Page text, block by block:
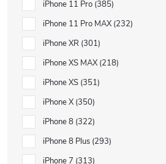
iPhone 11 Pro 385
iPhone 11 Pro MAX 232
iPhone XR 301
iPhone XS MAX 218
iPhone XS 351
iPhone X 350
iPhone 8 322
iPhone 8 Plus 293
iPhone 7 313